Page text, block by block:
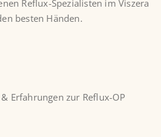
Reflux-Spezialisten im Viszera
besten Händen.
Erfahrungen zur Reflux-OP